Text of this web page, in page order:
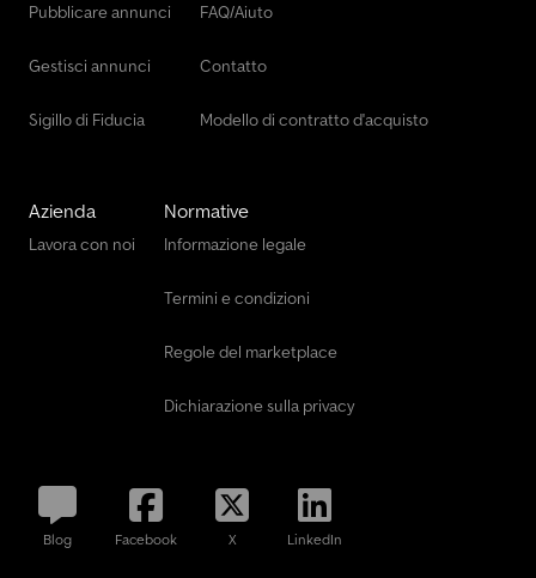
Pubblicare annunci
Gestisci annunci
Sigillo di Fiducia
FAQ/Aiuto
Contatto
Modello di contratto d'acquisto
Azienda
Lavora con noi
Normative
Informazione legale
Termini e condizioni
Regole del marketplace
Dichiarazione sulla privacy
Blog Facebook X LinkedIn